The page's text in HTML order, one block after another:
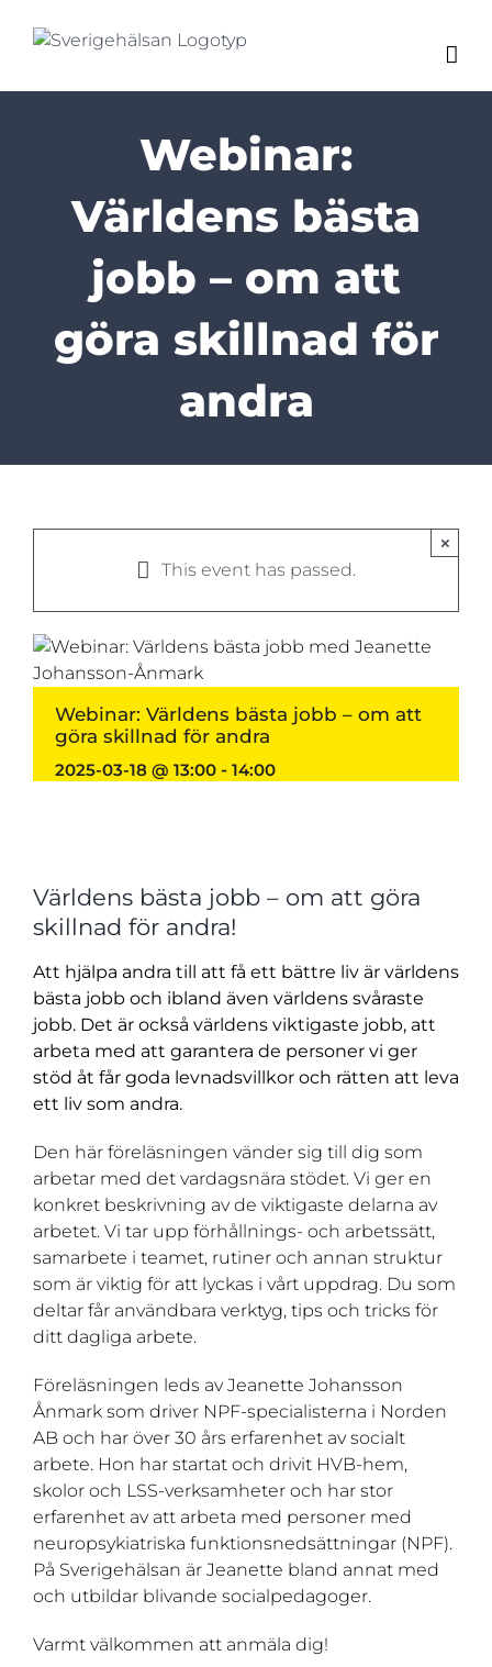
Webinar:
Världens bästa
jobb – om att
göra skillnad för
andra
This event has passed.
×
Webinar: Världens bästa jobb – om att
göra skillnad för andra
2025-03-18 @ 13:00 - 14:00
Världens bästa jobb – om att göra
skillnad för andra!
Att hjälpa andra till att få ett bättre liv är världens
bästa jobb och ibland även världens svåraste
jobb. Det är också världens viktigaste jobb, att
arbeta med att garantera de personer vi ger
stöd åt får goda levnadsvillkor och rätten att leva
ett liv som andra.
Den här föreläsningen vänder sig till dig som
arbetar med det vardagsnära stödet. Vi ger en
konkret beskrivning av de viktigaste delarna av
arbetet. Vi tar upp förhållnings- och arbetssätt,
samarbete i teamet, rutiner och annan struktur
som är viktig för att lyckas i vårt uppdrag. Du som
deltar får användbara verktyg, tips och tricks för
ditt dagliga arbete.
Föreläsningen leds av Jeanette Johansson
Ånmark som driver NPF-specialisterna i Norden
AB och har över 30 års erfarenhet av socialt
arbete. Hon har startat och drivit HVB-hem,
skolor och LSS-verksamheter och har stor
erfarenhet av att arbeta med personer med
neuropsykiatriska funktionsnedsättningar (NPF).
På Sverigehälsan är Jeanette bland annat med
och utbildar blivande socialpedagoger.
Varmt välkommen att anmäla dig!